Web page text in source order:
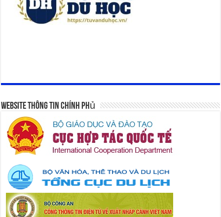
Website Thông Tin Chính Phủ